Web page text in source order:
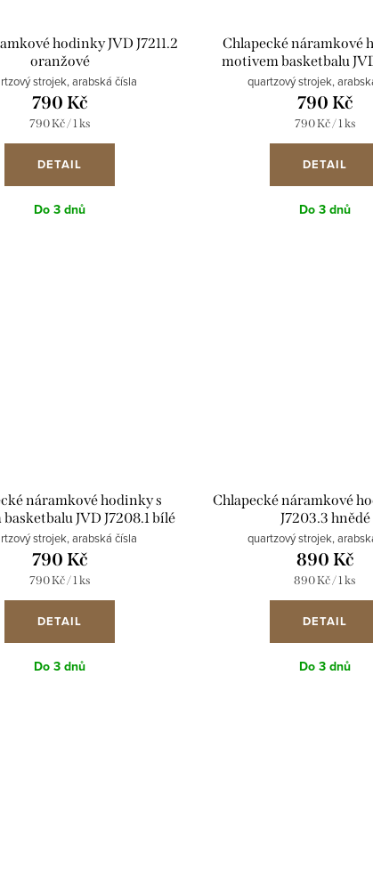
hodinky JVD J7211.2
oranžové
strojek, arabská čísla
790 Kč
Měrná
cena:
790 Kč / 1 ks
DETAIL
Do 3 dnů
Chlapecké náramkové
motivem basketbalu
černé
quartzový strojek,
790 Kč
Měrná
cena:
790 Kč / 1 ks
DETAIL
Do 3 dnů
náramkové hodinky s
JVD J7208.1 bílé
strojek, arabská čísla
790 Kč
Měrná
790 Kč / 1 ks
DETAIL
Do 3 dnů
Chlapecké náramkové
J7203.3 hnědé
quartzový strojek,
890 Kč
Měrná
890 Kč / 1 ks
DETAIL
Do 3 dnů